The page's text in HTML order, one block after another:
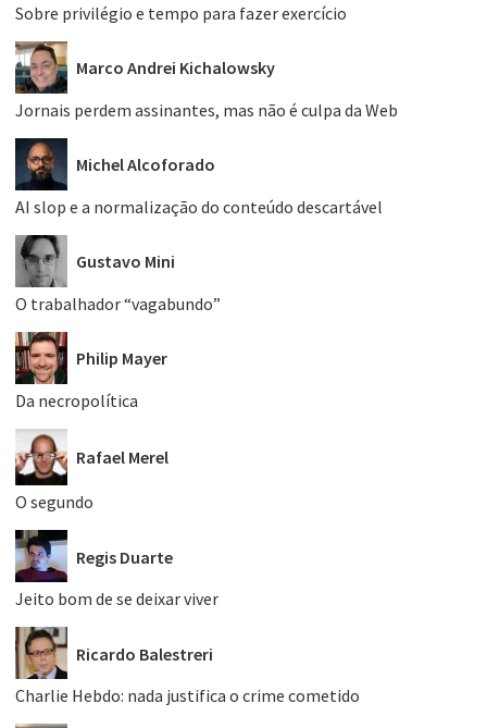
Sobre privilégio e tempo para fazer exercício
Marco Andrei Kichalowsky
Jornais perdem assinantes, mas não é culpa da Web
Michel Alcoforado
AI slop e a normalização do conteúdo descartável
Gustavo Mini
O trabalhador “vagabundo”
Philip Mayer
Da necropolítica
Rafael Merel
O segundo
Regis Duarte
Jeito bom de se deixar viver
Ricardo Balestreri
Charlie Hebdo: nada justifica o crime cometido